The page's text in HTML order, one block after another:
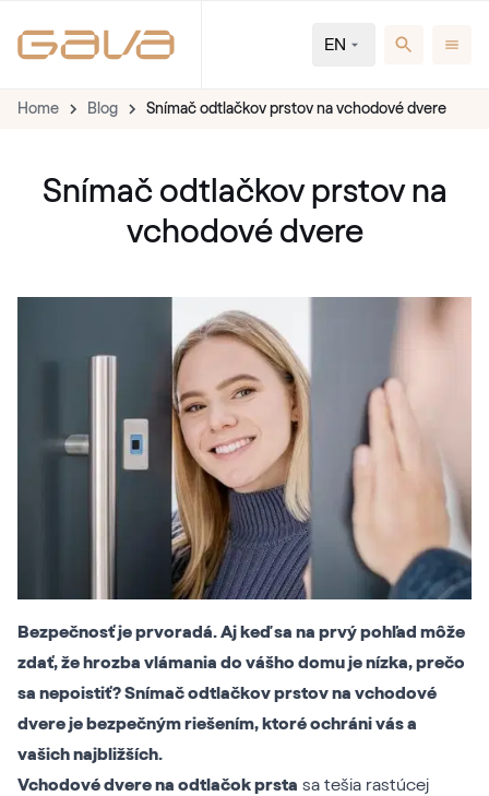
EN
Home Blog Snímač odtlačkov prstov na vchodové dvere
Snímač odtlačkov prstov na
vchodové dvere
Bezpečnosť je prvoradá. Aj keď sa na prvý pohľad môže
zdať, že hrozba vlámania do vášho domu je nízka, prečo
sa nepoistiť? Snímač odtlačkov prstov na vchodové
dvere je bezpečným riešením, ktoré ochráni vás a
vašich najbližších.
Vchodové dvere na odtlačok prsta sa tešia rastúcej